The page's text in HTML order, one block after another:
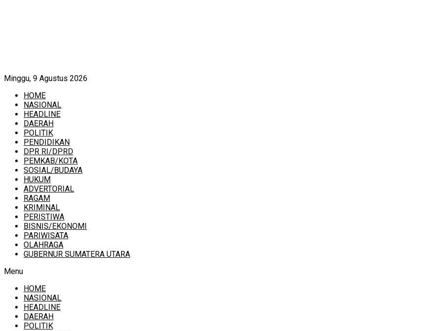
Minggu, 9 Agustus 2026
HOME
NASIONAL
HEADLINE
DAERAH
POLITIK
PENDIDIKAN
DPR RI/DPRD
PEMKAB/KOTA
SOSIAL/BUDAYA
HUKUM
ADVERTORIAL
RAGAM
KRIMINAL
PERISTIWA
BISNIS/EKONOMI
PARIWISATA
OLAHRAGA
GUBERNUR SUMATERA UTARA
Menu
HOME
NASIONAL
HEADLINE
DAERAH
POLITIK